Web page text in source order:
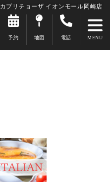
カプリチョーザ イオンモール岡崎店
予約 地図 電話